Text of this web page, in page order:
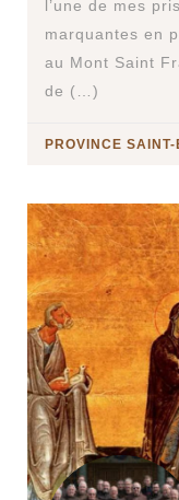
l’une de mes
marquantes en
au Mont Saint
de (…)
PROVINCE